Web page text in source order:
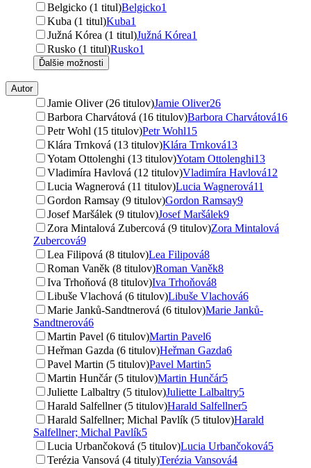
Belgicko (1 titul)Belgicko1
Kuba (1 titul)Kuba1
Južná Kórea (1 titul)Južná Kórea1
Rusko (1 titul)Rusko1
Ďalšie možnosti
Autor
Jamie Oliver (26 titulov)Jamie Oliver26
Barbora Charvátová (16 titulov)Barbora Charvátová16
Petr Wohl (15 titulov)Petr Wohl15
Klára Trnková (13 titulov)Klára Trnková13
Yotam Ottolenghi (13 titulov)Yotam Ottolenghi13
Vladimíra Havlová (12 titulov)Vladimíra Havlová12
Lucia Wagnerová (11 titulov)Lucia Wagnerová11
Gordon Ramsay (9 titulov)Gordon Ramsay9
Josef Maršálek (9 titulov)Josef Maršálek9
Zora Mintalová Zubercová (9 titulov)Zora Mintalová
Zubercová9
Lea Filipová (8 titulov)Lea Filipová8
Roman Vaněk (8 titulov)Roman Vaněk8
Iva Trhoňová (8 titulov)Iva Trhoňová8
Libuše Vlachová (6 titulov)Libuše Vlachová6
Marie Janků-Sandtnerová (6 titulov)Marie Janků-
Sandtnerová6
Martin Pavel (6 titulov)Martin Pavel6
Heřman Gazda (6 titulov)Heřman Gazda6
Pavel Martin (5 titulov)Pavel Martin5
Martin Hunčár (5 titulov)Martin Hunčár5
Juliette Lalbaltry (5 titulov)Juliette Lalbaltry5
Harald Salfellner (5 titulov)Harald Salfellner5
Harald Salfellner; Michal Pavlík (5 titulov)Harald
Salfellner; Michal Pavlík5
Lucia Urbančoková (5 titulov)Lucia Urbančoková5
Terézia Vansová (4 tituly)Terézia Vansová4